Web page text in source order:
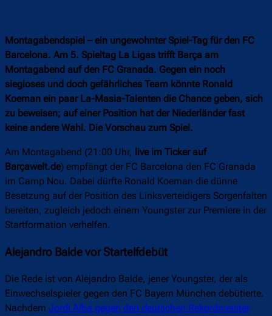
Montagabendspiel – ein ungewohnter Spiel-Tag für den FC
Barcelona. Am 5. Spieltag La Ligas trifft Barça am
Montagabend auf den FC Granada. Gegen ein noch
siegloses und doch gefährliches Team könnte Ronald
Koeman ein paar La-Masia-Talenten die Chance geben, sich
zu beweisen; auf einer Position hat der Niederländer fast
keine andere Wahl. Die Vorschau zum Spiel.
Am Montagabend (21:00 Uhr, live im Ticker auf
Barçawelt.de) empfängt der FC Barcelona den FC Granada
im Camp Nou. Dabei dürfte Ronald Koeman die dünne
Besetzung auf der Position des Linksverteidigers Sorgenfalten
bereiten, zugleich jedoch einem Youngster zur Premiere in der
Startformation verhelfen.
Alejandro Balde vor Startelfdebüt
Die Rede ist von Alejandro Balde, jener Youngster, der als
Einwechselspieler gegen den FC Bayern München debütierte.
Nachdem Jordi Alba gegen den deutschen Rekordmeister